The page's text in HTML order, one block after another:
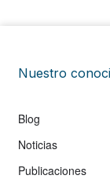
Nuestro
Blog
Noticias
Publicaciones